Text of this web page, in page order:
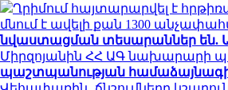
Ղրիմում հայտարարվել է
մնում է ավելի քան 1300
նվաստացման տեսարաններ են.
Միրզոյանին ՀՀ ԱԳ նախարարի
պաշտպանության